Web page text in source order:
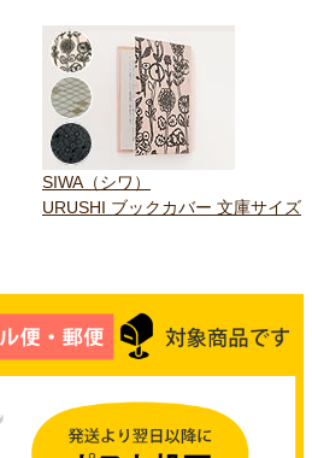
SIWA（シワ）
URUSHI ブックカバー 文庫サイズ